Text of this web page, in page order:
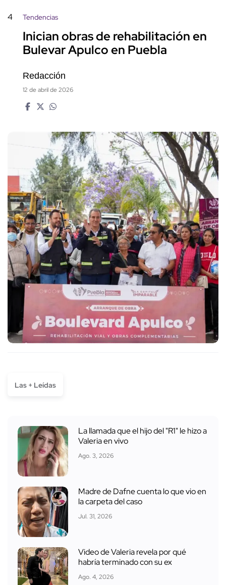
4 Tendencias
Inician obras de rehabilitación en
Bulevar Apulco en Puebla
Redacción
12 de abril de 2026
Las + Leídas
La llamada que el hijo del "R1" le hizo a
Valeria en vivo
Ago. 3, 2026
Madre de Dafne cuenta lo que vio en
la carpeta del caso
Jul. 31, 2026
Video de Valeria revela por qué
habría terminado con su ex
Ago. 4, 2026